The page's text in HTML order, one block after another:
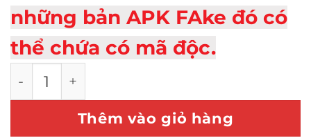
những bản APK FAke đó có
thể chứa có mã độc.
5 Bản APK Phong Vân Truyền Kỳ MOD
Thêm vào giỏ hàng